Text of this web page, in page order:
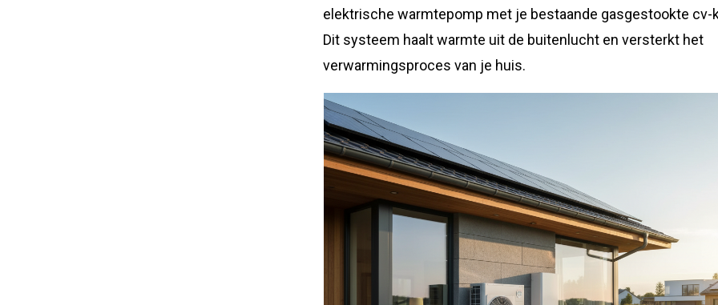
elektrische warmtepomp met je bestaande gasgestookte cv-
Dit systeem haalt warmte uit de buitenlucht en versterkt het
verwarmingsproces van je huis.